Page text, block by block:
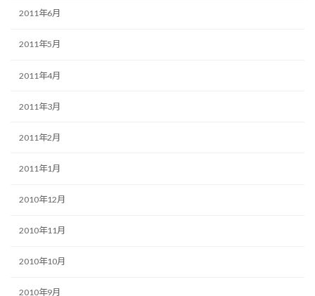
2011年6月
2011年5月
2011年4月
2011年3月
2011年2月
2011年1月
2010年12月
2010年11月
2010年10月
2010年9月